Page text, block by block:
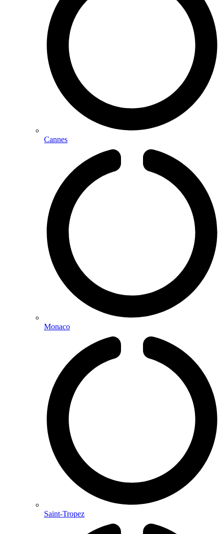
Cannes
Monaco
Saint-Tropez